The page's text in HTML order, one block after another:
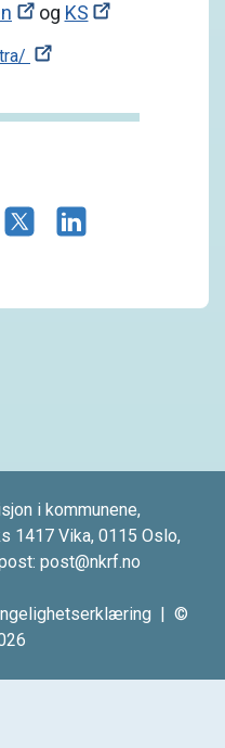
og KS
artikkelen på Facebook
Del artikkelen på X.com
i kommunene,
1417 Vika, 0115 Oslo,
post@nkrf.no
| ©